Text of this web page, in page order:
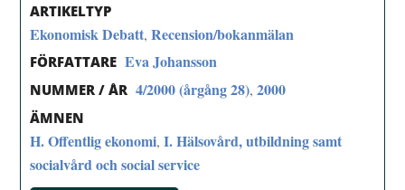
ARTIKELTYP
Ekonomisk Debatt,Recension/bokanmälan
FÖRFATTARE Eva Johansson
NUMMER / ÅR 4/2000 (årgång 28),2000
ÄMNEN
H. Offentlig ekonomi,I. Hälsovård, utbildning samt
socialvård och social service